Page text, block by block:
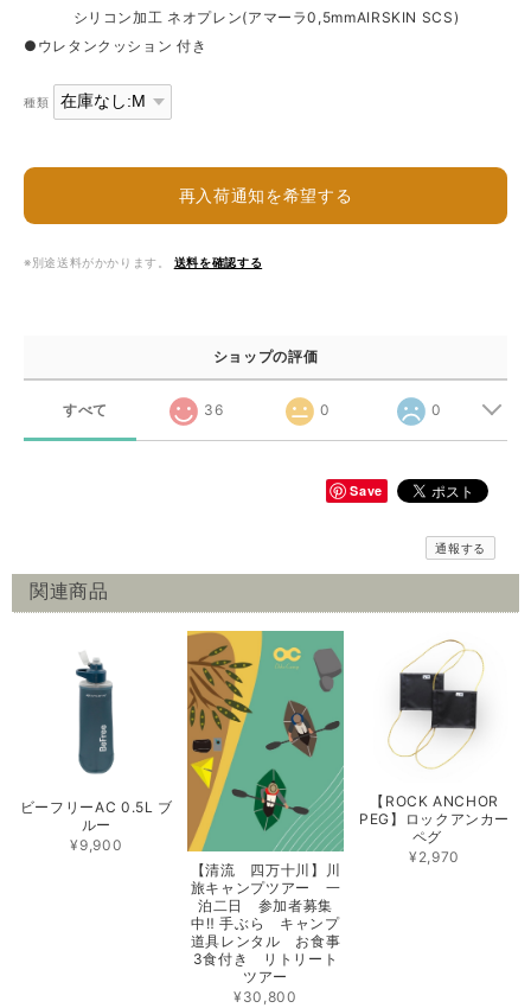
シリコン加工 ネオプレン(アマーラ0,5mmAIRSKIN SCS)
●ウレタンクッション 付き
種類
再入荷通知を希望する
※別途送料がかかります。 送料を確認する
ショップの評価
すべて 36 0 0
Save
通報する
関連商品
ビーフリーAC 0.5L ブ
ルー
¥9,900
【清流 四万十川】川
旅キャンプツアー 一
泊二日 参加者募集
中‼️ 手ぶら キャンプ
道具レンタル お食事
3食付き リトリート
ツアー
¥30,800
【ROCK ANCHOR
PEG】ロックアンカー
ペグ
¥2,970